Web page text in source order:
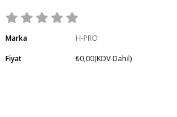
Marka
H-PRO
Fiyat
₺0,00(KDV Dahil)